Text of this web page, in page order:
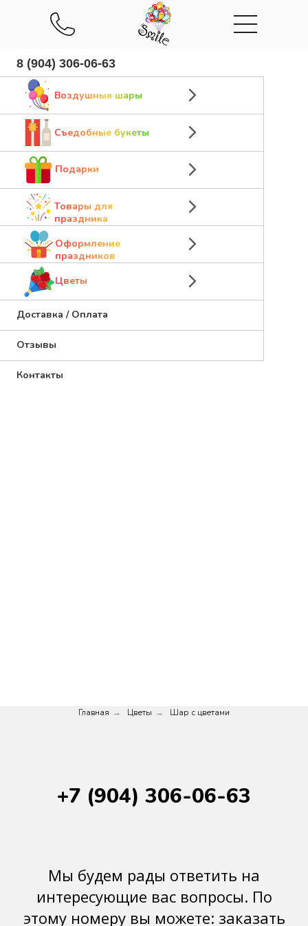
Съедобные букеты
Воздушные шары
Товары для
праздника
Подарки
Оформление
праздников
Цветы
Доставка / Оплата
Отзывы
Контакты
8 (904) 306-06-63
Главная → Цветы → Шар с цветами
+7 (904) 306-06-63
Мы будем рады ответить на
интересующие вас вопросы. По
этому номеру вы можете: заказать